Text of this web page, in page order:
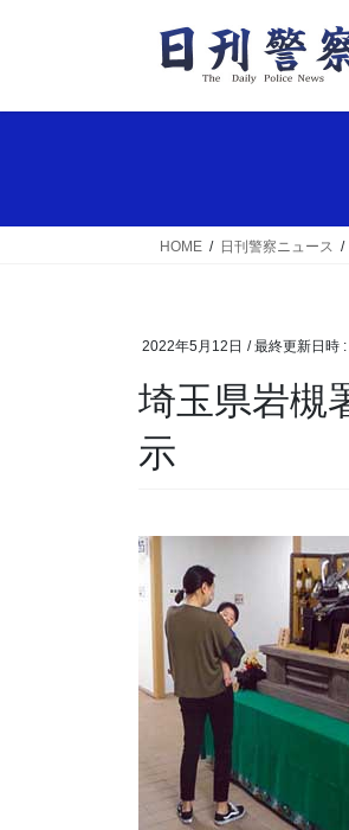
HOME 日刊警察ニュース
2022年5月12日 / 最終更新日時 :
埼玉県岩槻署が子供の事故防止願う五月人形を展
示